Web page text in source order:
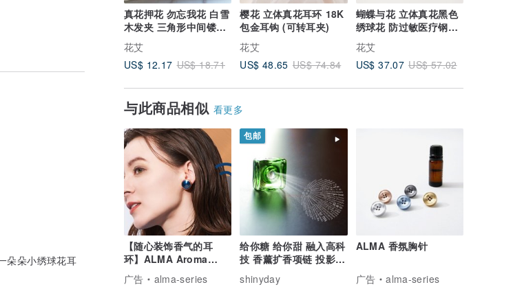
真花押花 勿忘我花 白雪
木发夹 三角形中间镂空
发饰 真花发饰
花艾
US$ 12.17 US$ 18.71
樱花 立体真花耳环 18K
包金耳钩 (可转耳夹)
花艾
US$ 48.65 US$ 74.84
蝴蝶与花 立体真花黑色
绣球花 防过敏医疗钢耳
针 (可换耳夹式
花艾
US$ 37.07 US$ 57.02
与此商品相似 看更多
【随心装饰香气的耳
环】ALMA Aroma
Pierce -DEEP-
广告
alma-series
包邮
给你糖 给你甜 融入高科
技 香薰扩香项链 投影项
shinyday
ALMA 香氛胸针
广告
alma-series
品。
朵朵小绣球花耳